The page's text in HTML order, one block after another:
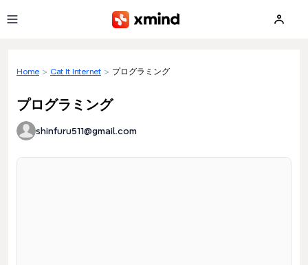
Home > Cat It Internet > プログラミング
プログラミング
shinfuru511@gmail.com